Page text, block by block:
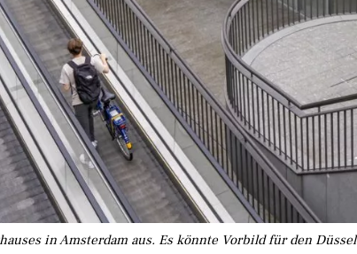
in Amsterdam aus. Es könnte Vorbild für den